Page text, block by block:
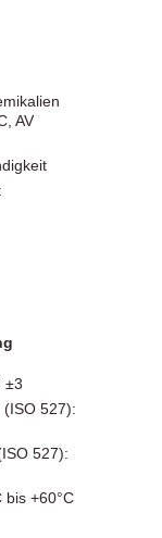
AV
±3
527):
527):
bis +60°C